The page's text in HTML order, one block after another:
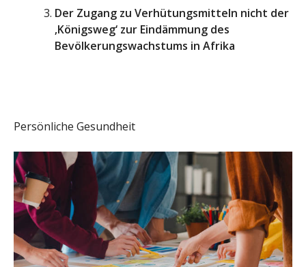
Der Zugang zu Verhütungsmitteln nicht der
‚Königsweg‘ zur Eindämmung des
Bevölkerungswachstums in Afrika
Persönliche Gesundheit